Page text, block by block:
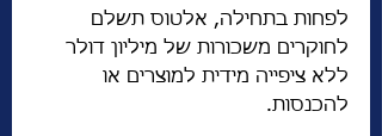
לפחות בתחילה, אלטוס תשלם
לחוקרים משכורות של מיליון דולר
ללא ציפייה מידית למוצרים או
להכנסות.